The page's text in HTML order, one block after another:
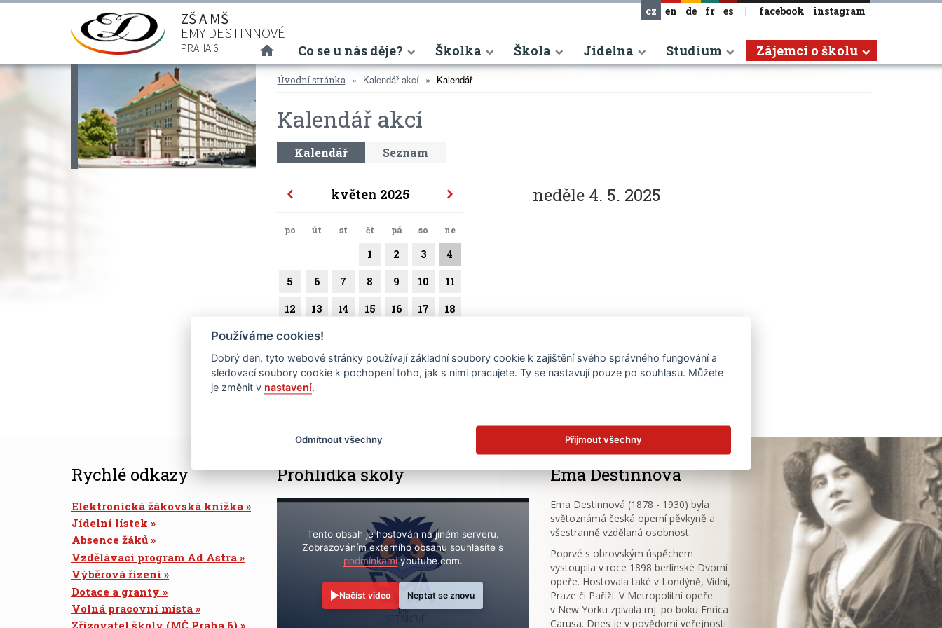
ZŠ A MŠ
EMY DESTINNOVÉ
PRAHA 6
cz en de fr es | facebook instagram
(current)
Co se u nás děje? Školka Škola Jídelna Studium Zájemci o školu
Úvodní stránka Kalendář akcí Kalendář
Kalendář akcí
Kalendář Seznam
květen 2025
po út st čt pá so ne
1 2 3 4
5 6 7 8 9 10 11
12 13 14 15 16 17 18
19 20
26 27 28 29 30 31
neděle 4. 5. 2025
Rychlé odkazy
Elektronická žákovská knížka
Jídelní lístek
Absence žáků
Vzdělávací program Ad Astra
Výběrová řízení
Dotace a granty
Volná pracovní místa
Prohlídka školy
Tento obsah je hostován na jiném serveru.
Zobrazováním externího obsahu souhlasíte s
podmínkamiyoutube.com.
Načíst video Neptat se znovu
Ema Destinnová
Ema Destinnová (1878 - 1930) byla
světoznámá česká operní pěvkyně a
všestranně vzdělaná osobnost.
Poprvé s obrovským úspěchem
vystoupila v roce 1898 berlínské Dvorní
opeře. Hostovala také v Londýně, Vídni,
Praze či Paříži. V Metropolitní opeře
v New Yorku zpívala mj. po boku Enrica
Carusa. Dnes je v povědomí veřejnosti
Používáme cookies!
Dobrý den, tyto webové stránky používají základní soubory cookie k zajištění svého správného fungování a
sledovací soubory cookie k pochopení toho, jak s nimi pracujete. Ty se nastavují pouze po souhlasu. Můžete
je změnit v nastavení.
Odmítnout všechny Přijmout všechny